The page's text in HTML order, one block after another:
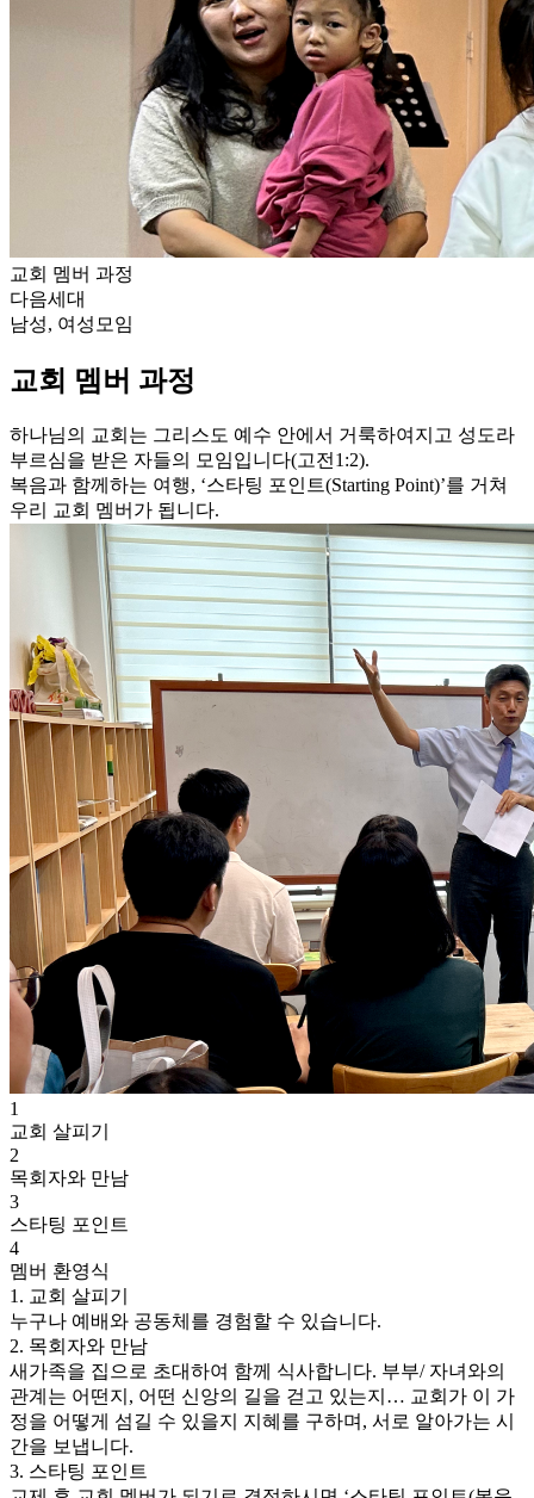
교회 멤버 과정
다음세대
남성, 여성모임
교회 멤버 과정
하나님의 교회는 그리스도 예수 안에서 거룩하여지고 성도라
부르심을 받은 자들의 모임입니다(고전1:2).
복음과 함께하는 여행, ‘스타팅 포인트(Starting Point)’를 거쳐
우리 교회 멤버가 됩니다.
1
교회 살피기
2
목회자와 만남
3
스타팅 포인트
4
멤버 환영식
1. 교회 살피기
누구나 예배와 공동체를 경험할 수 있습니다.
2. 목회자와 만남
새가족을 집으로 초대하여 함께 식사합니다. 부부/ 자녀와의
관계는 어떤지, 어떤 신앙의 길을 걷고 있는지… 교회가 이 가
정을 어떻게 섬길 수 있을지 지혜를 구하며, 서로 알아가는 시
간을 보냅니다.
3. 스타팅 포인트